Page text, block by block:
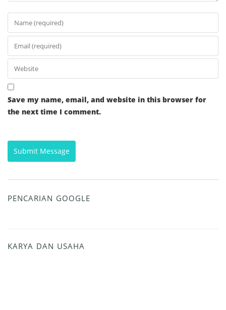
Save my name, email, and website in this browser for
the next time I comment.
PENCARIAN GOOGLE
KARYA DAN USAHA